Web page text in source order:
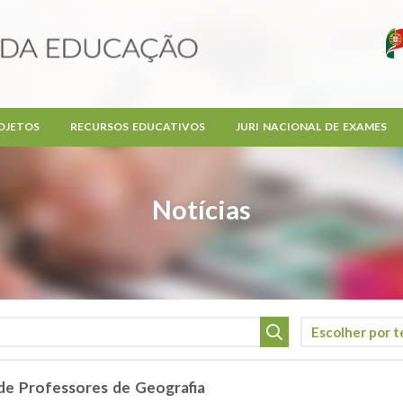
Notícias
RECURSOS EDUCATIVOS JURI NACIONAL DE EXAMES
Professores de Geografia